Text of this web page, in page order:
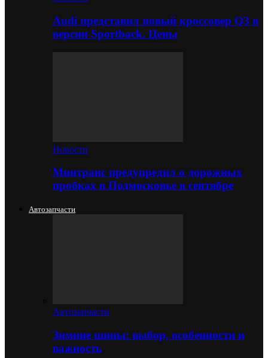
Audi представил новый кроссовер Q3 в
версии Sportback. Цены
Новости
Минтранс предупредил о дорожных
пробках в Подмосковье в сентябре
Автозапчасти
Автозапчасти
Зимние шины: выбор, особенности и
важность